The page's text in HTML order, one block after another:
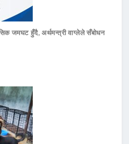
जमघट हुँदै, अर्थमन्त्री वाग्लेले सँबोधन